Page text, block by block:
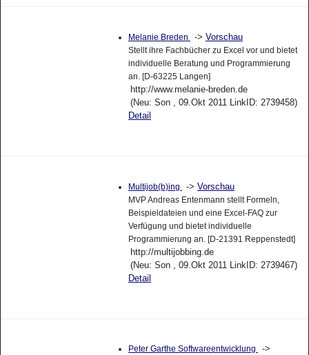
Melanie Breden -> Vorschau
Stellt ihre Fachbücher zu Excel vor und bietet
individuelle Beratung und Programmierung
an. [D-63225 Langen]
http://www.melanie-breden.de
(Neu: Son , 09.Okt 2011 LinkID: 2739458)
Detail
Multijob(b)ing -> Vorschau
MVP Andreas Entenmann stellt Formeln,
Beispieldateien und eine Excel-FAQ zur
Verfügung und bietet individuelle
Programmierung an. [D-21391 Reppenstedt]
http://multijobbing.de
(Neu: Son , 09.Okt 2011 LinkID: 2739467)
Detail
Peter Garthe Softwareentwicklung
->